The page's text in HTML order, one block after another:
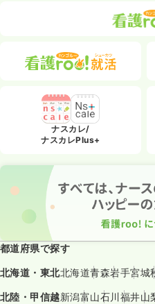
ナスカレ/
ナスカレPlus+
都道府県で探す
北海道・東北北海道青森岩手宮城
北陸・甲信越新潟富山石川福井山